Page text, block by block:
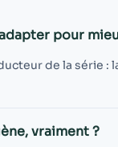
pour
de la série :
vraiment ?